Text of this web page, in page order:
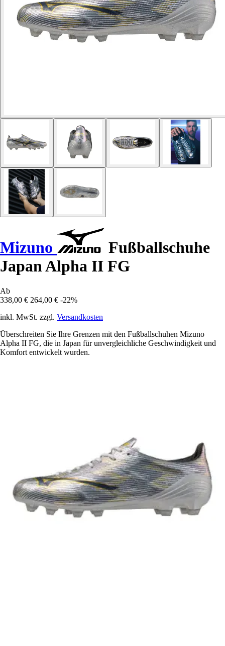
Mizuno
Fußballschuhe
Japan Alpha II FG
Ab
338,00 € 264,00 € -22%
inkl. MwSt. zzgl. Versandkosten
Überschreiten Sie Ihre Grenzen mit den Fußballschuhen Mizuno
Alpha II FG, die in Japan für unvergleichliche Geschwindigkeit und
Komfort entwickelt wurden.